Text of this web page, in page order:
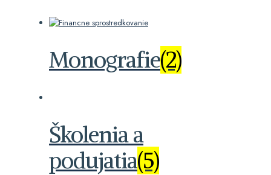
Monografie(2)
Školenia a
podujatia(5)